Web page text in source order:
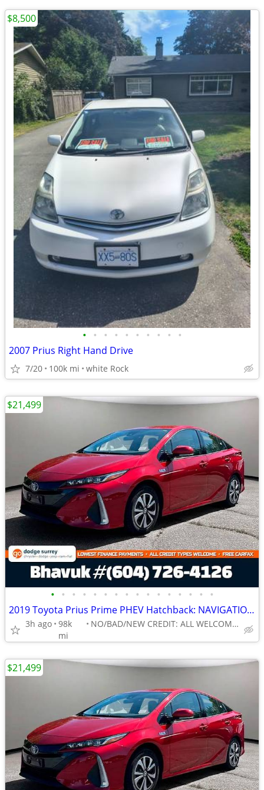
• • • • • • • • • •
2007 Prius Right Hand Drive
7/20 100k mi white Rock
$8,500
• • • • • • • • • • • • • • • •
2019 Toyota Prius Prime PHEV Hatchback: NAVIGATION, 1-OWNER
3h ago 98k
mi
NO/BAD/NEW CREDIT: ALL WELCOME!
$21,499
$21,499